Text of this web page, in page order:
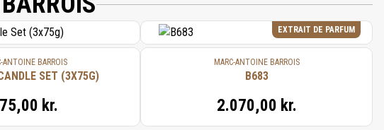
ANTOINE BARROIS
SET (3X75G)
kr.
EXTRAIT DE PARFUM
MARC-ANTOINE BARROIS
B683
2.070,00 kr.